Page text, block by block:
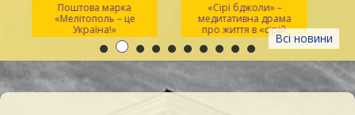
Всі новини
Поштова марка
«Мелітополь – це
Україна!»
«Сірі бджоли» –
медитативна драма
про життя в «сірій
зоні»